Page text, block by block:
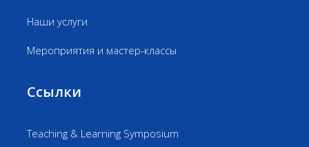
Наши услуги
Мероприятия и мастер-классы
Ссылки
Teaching & Learning Symposium